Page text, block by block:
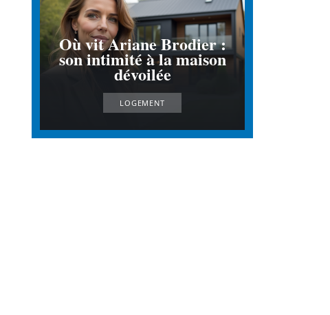
Où vit Ariane Brodier :
son intimité à la maison
dévoilée
LOGEMENT